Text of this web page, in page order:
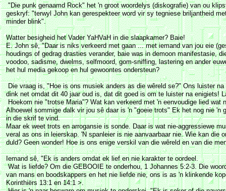
"Die punk genaamd Rock" het 'n groot woordelys (diskografie) van ou
geskryf: "terwyl John kan gerespekteer word vir sy tegniese briljantheid
minder blink".
Watter besigheid het Vader YaHVaH in die slaapkamer? Baie!
E. John sê, "Daar is niks verkeerd met gaan ... met iemand van jou eie
houdings of gedrag drasties verander, baie was in demoon manifestasie,
voodoo, sadisme, dwelms, selfmoord, gom-sniffing, lastering en ander
het hul media gekoop en hul gewoontes ondersteun?
Die vraag is, "Hoe is ons musiek anders as die wêreld se?" Ons luister
dink net omdat dit 40 jaar oud is, dat dit goed is om te luister na enigiets!
Hoekom nie "trotse Maria"? Wat kan verkeerd met 'n eenvoudige lied wat
Alhoewel sommige dalk vir jou sê daar is 'n "goeie trots" Ek het nog nie 'n
in die skrif te vind.
Maar ek weet trots en arrogansie is sonde. Daar is wat nie-aggressiewe
veral as ons in leierskap. 'N spanleier is nie aanvaarbaar nie. Wie kan die
duld? Geen wonder! Hoe is ons enige verskil van die wêreld en van die
Iemand sê, "Ek is anders omdat ek lief en nie karakter te oordeel.
Wat is liefde? Om die GEBOOIE te onderhou, 1 Johannes 5:2-3. Die
van mans en boodskappers en het nie liefde nie, ons is as 'n klinkende
Korinthiërs 13:1 en 14:1 >.